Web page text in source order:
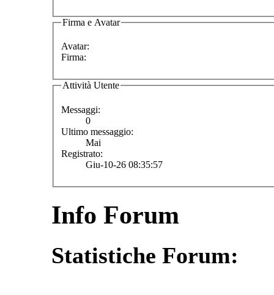
Firma e Avatar
Avatar:
Firma:
Attività Utente
Messaggi:
0
Ultimo messaggio:
Mai
Registrato:
Giu-10-26 08:35:57
Info Forum
Statistiche Forum: